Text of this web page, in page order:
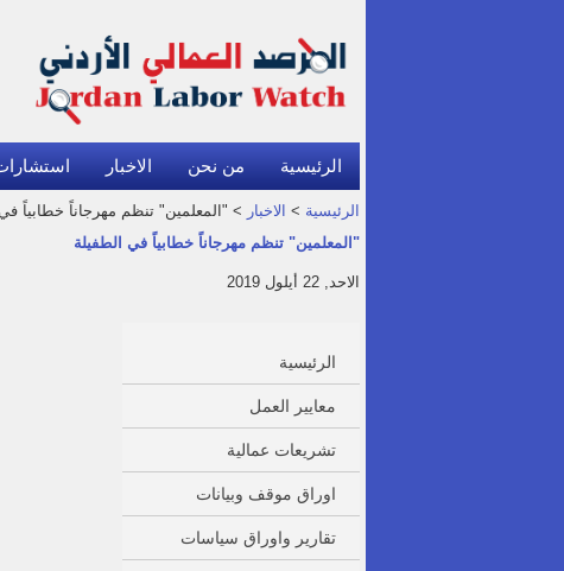
الرئيسية من نحن الاخبار
الرئيسية > الاخبار > "المعلمين" تنظم مهرجاناً خطابياً
"المعلمين" تنظم مهرجاناً خطابياً في الطفيلة
الاحد, 22 أيلول 2019
الرئيسية
معايير العمل
تشريعات عمالية
اوراق موقف وبيانات
تقارير واوراق سياسات